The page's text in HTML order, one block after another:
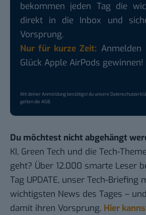
bekommen jeden Tag die
direkt in die Inbox und
Vorsprung.
Nur für kurze Zeit:
Glück Apple AirPods gewinnen!
Mit deiner Anmeldung bestätigst du unsere
gelten dieAGB.
Du möchtest nicht abgehängt
KI, Green Tech und die Tech-
geht? Über 12.000 smarte Leser
Tag UPDATE, unser Tech-Briefing
wichtigsten News des Tages –
damit ihren Vorsprung. Hier